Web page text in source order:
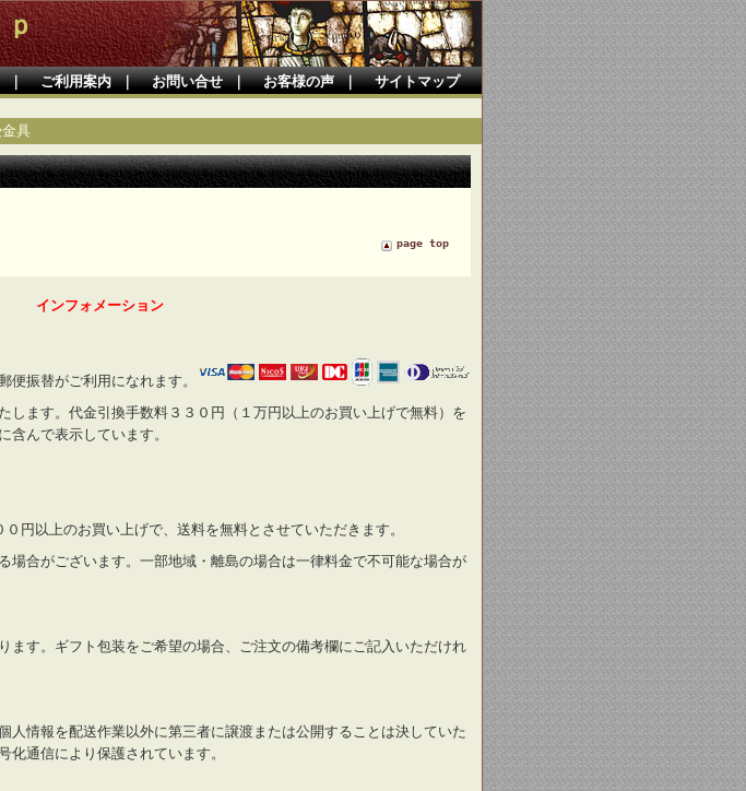
ｐ
｜ ご利用案内｜ お問い合せ｜ お客様の声｜ サイトマップ
具
page top
インフォメーション
便振替がご利用になれます。
します。代金引換手数料３３０円（１万円以上のお買い上げで無料）を
含んで表示しています。
円以上のお買い上げで、送料を無料とさせていただきます。
場合がございます。一部地域・離島の場合は一律料金で不可能な場合が
ます。ギフト包装をご希望の場合、ご注文の備考欄にご記入いただけれ
人情報を配送作業以外に第三者に譲渡または公開することは決していた
化通信により保護されています。